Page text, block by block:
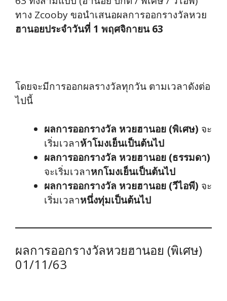
ทาง Zcooby ขอนำเสนอผลการออกรางวัลหวย
ฮานอยประจำวันที่ 1 พฤศจิกายน 63
โดยจะมีการออกผลรางวัลทุกวัน ตามเวลาดังต่อ
ไปนี้
ผลการออกรางวัล หวยฮานอย (พิเศษ) จะ
เริ่มเวลาห้าโมงเย็นเป็นต้นไป
ผลการออกรางวัล หวยฮานอย (ธรรมดา)
จะเริ่มเวลาหกโมงเย็นเป็นต้นไป
ผลการออกรางวัล หวยฮานอย (วีไอพี) จะ
เริ่มเวลาหนึ่งทุ่มเป็นต้นไป
ผลการออกรางวัลหวยฮานอย (พิเศษ)
01/11/63